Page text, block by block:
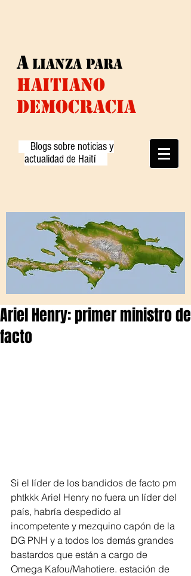
A lianza para
HAITIANO
DEMOCRACIA
Blogs sobre noticias y
actualidad de Haití
Ariel Henry: primer ministro de
facto
Si el líder de los bandidos de facto pm
phtkkk Ariel Henry no fuera un líder del
país, habría despedido al
incompetente y mezquino capón de la
DG PNH y a todos los demás grandes
bastardos que están a cargo de
Omega Kafou/Mahotiere. estación de